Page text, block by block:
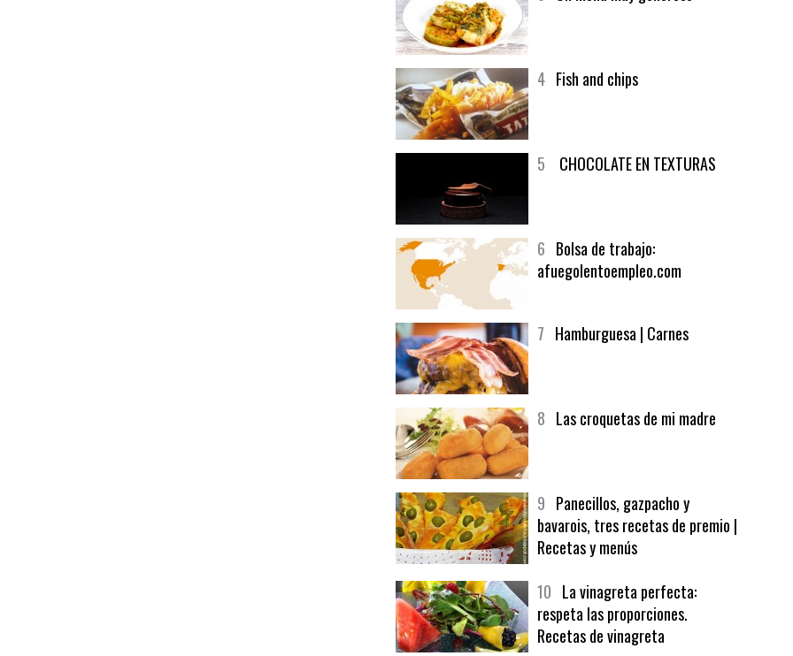
7Hamburguesa | Carnes
10La vinagreta perfecta:
respeta las proporciones.
ÚLTIMAS NOTICIAS MÁS LEÍDAS